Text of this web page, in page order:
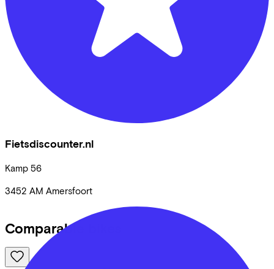
Fietsdiscounter.nl
Kamp 56
3452 AM Amersfoort
Comparable bikes